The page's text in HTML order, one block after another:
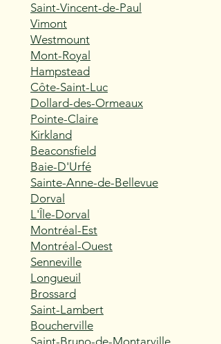
Saint-Vincent-de-Paul
Vimont
Westmount
Mont-Royal
Hampstead
Côte-Saint-Luc
Dollard-des-Ormeaux
Pointe-Claire
Kirkland
Beaconsfield
Baie-D'Urfé
Sainte-Anne-de-Bellevue
Dorval
L'Île-Dorval
Montréal-Est
Montréal-Ouest
Senneville
Longueuil
Brossard
Saint-Lambert
Boucherville
Saint-Bruno-de-Montarville